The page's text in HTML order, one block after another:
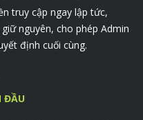
truy cập ngay lập tức,
nguyên, cho phép Admin
định cuối cùng.
ĐẦU